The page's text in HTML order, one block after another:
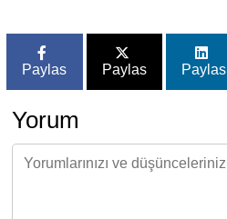
Paylas Paylas Paylas
Yorum